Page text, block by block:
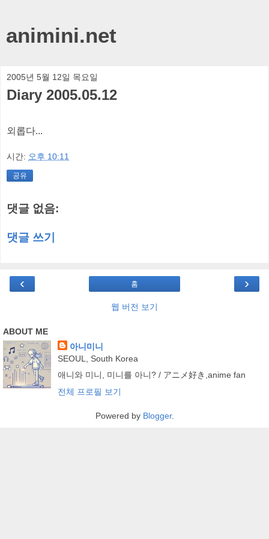
animini.net
2005년 5월 12일 목요일
Diary 2005.05.12
외롭다...
시간: 오후 10:11
공유
댓글 없음:
댓글 쓰기
‹ ›
홈
웹 버전 보기
ABOUT ME
아니미니
SEOUL, South Korea
애니와 미니, 미니를 아니? / アニメ好き,anime fan
전체 프로필 보기
Powered by Blogger.